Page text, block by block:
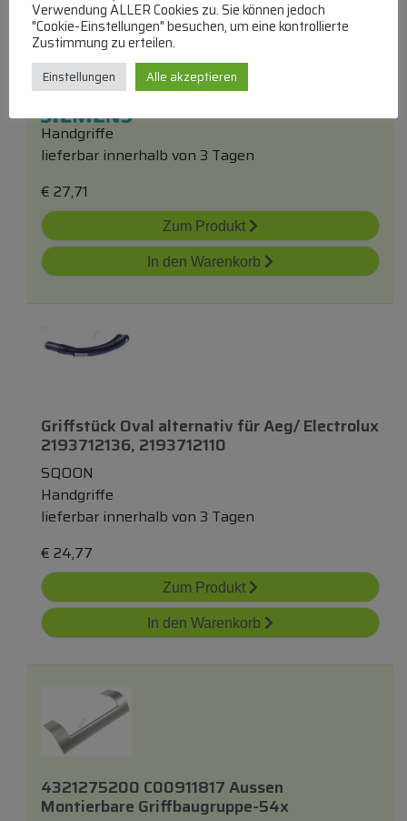
00576794 Griff
Handgriffe
lieferbar innerhalb von 3 Tagen
€ 27,71
Zum Produkt
In den Warenkorb
Griffstück Oval alternativ fürAeg/ Electrolux
2193712136, 2193712110
SQOON
Handgriffe
lieferbar innerhalb von 3 Tagen
€ 24,77
Zum Produkt
In den Warenkorb
4321275200 C00911817 Aussen
Montierbare Griffbaugruppe-54x
Verwendung ALLER Cookies zu. Sie können jedoch
"Cookie-Einstellungen" besuchen, um eine kontrollierte
Zustimmung zu erteilen.
Einstellungen Alle akzeptieren